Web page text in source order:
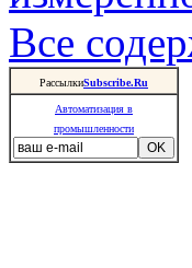
Все
РассылкиSubscribe.Ru
Автоматизация в
промышленности